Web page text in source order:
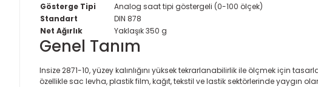
Gösterge Tipi
Analog saat tipi göstergeli (0-100 ölçek)
Standart
DIN 878
Net Ağırlık
Yaklaşık 350 g
Genel Tanım
Insize 2871-10, yüzey kalınlığını yüksek tekrarlanabilirlik ile ölçmek için
özellikle sac levha, plastik film, kağıt, tekstil ve lastik sektörlerinde yaygın